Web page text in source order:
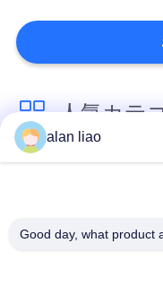
を防水
防水プ
ソケ
人気カテ
alan liao
Good day, what product